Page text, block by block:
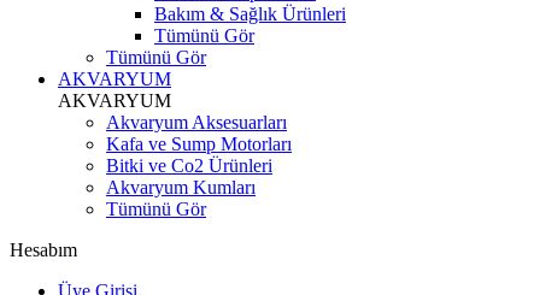
Bakım & Sağlık Ürünleri
Tümünü Gör
Tümünü Gör
AKVARYUM
AKVARYUM
Akvaryum Aksesuarları
Kafa ve Sump Motorları
Bitki ve Co2 Ürünleri
Akvaryum Kumları
Tümünü Gör
Hesabım
Üye Girişi